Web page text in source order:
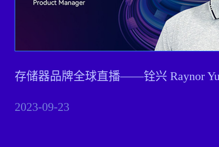
存储器品牌全球直播——铨兴 Raynor Yu
2023-09-23